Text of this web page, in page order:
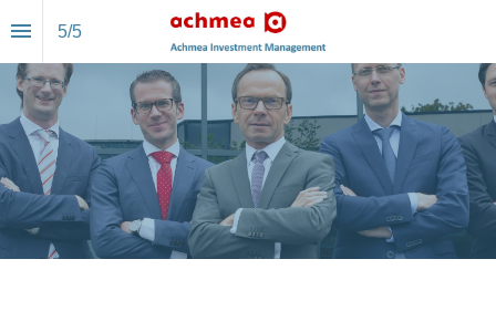
5/5
Auteurs